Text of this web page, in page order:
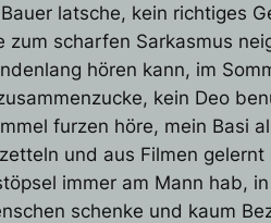
latsche, kein richtiges
scharfen Sarkasmus
hören kann, im
kein Deo
furzen höre, mein Basi
und aus Filmen
immer am Mann hab,
schenke und kaum